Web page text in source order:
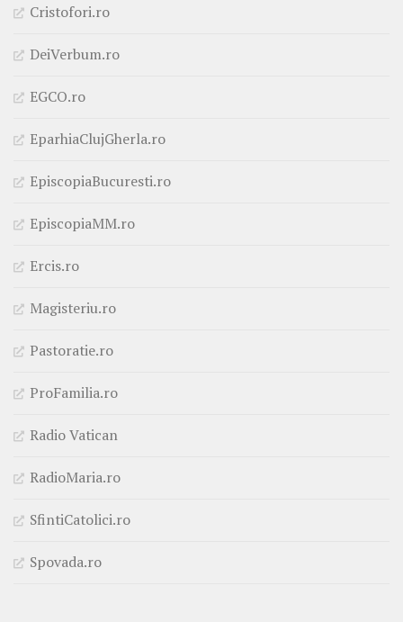
Cristofori.ro
DeiVerbum.ro
EGCO.ro
EparhiaClujGherla.ro
EpiscopiaBucuresti.ro
EpiscopiaMM.ro
Ercis.ro
Magisteriu.ro
Pastoratie.ro
ProFamilia.ro
Radio Vatican
RadioMaria.ro
SfintiCatolici.ro
Spovada.ro